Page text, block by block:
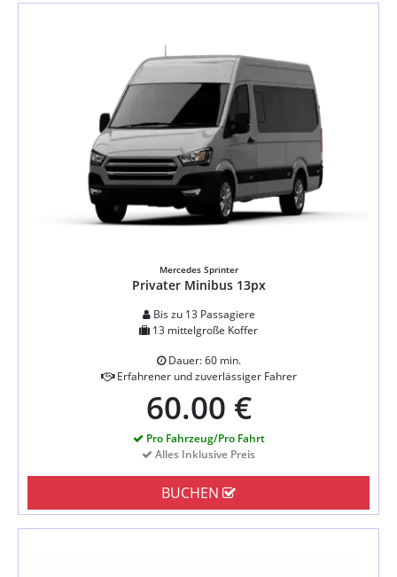
Mercedes Sprinter
Privater Minibus 13px
Bis zu 13 Passagiere
13 mittelgroße Koffer
Dauer: 60 min.
Erfahrener und zuverlässiger Fahrer
60.00 €
Pro Fahrzeug/Pro Fahrt
Alles Inklusive Preis
BUCHEN